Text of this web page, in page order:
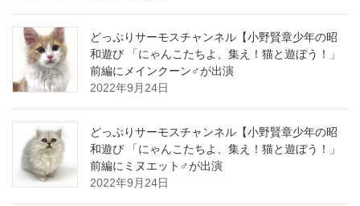
どっぷりサーモスチャンネル【小野賢章少年の昭
和遊び 「にゃんこたちよ、集え！猫と遊ぼう！」
前編にメインクーン♂が出演
2022年9月24日
どっぷりサーモスチャンネル【小野賢章少年の昭
和遊び 「にゃんこたちよ、集え！猫と遊ぼう！」
前編にミヌエット♂が出演
2022年9月24日